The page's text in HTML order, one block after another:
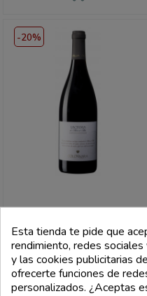
Lacrima Di Morro D'Alba Doc
2021 - Colonnara
Precio
8,80 €Precio
base
11,00 €
-20%
Esta tienda te pide que
rendimiento, redes
y las cookies publicitarias
ofrecerte funciones de
personalizados. ¿Aceptas